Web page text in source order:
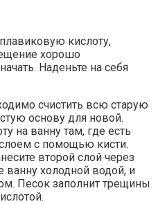
кислоту,
хорошо
Наденьте на себя
счистить всю старую
основу для новой.
на ванну там, где есть
с помощью кисти.
второй слой через
ванну холодной водой, и
Песок заполнит трещины